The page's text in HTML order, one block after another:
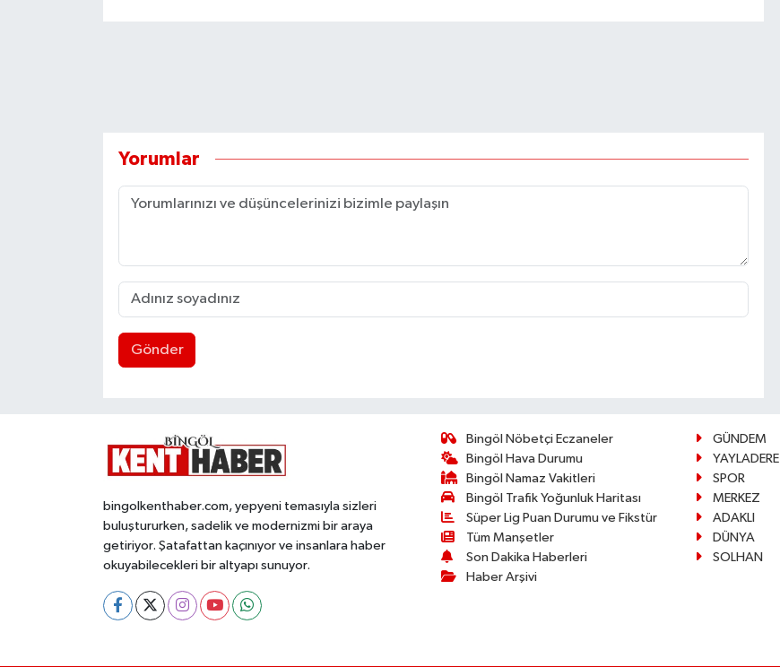
Yorumlar
Gönder
bingolkenthaber.com, yepyeni temasıyla sizleri
buluştururken, sadelik ve modernizmi bir araya
getiriyor. Şatafattan kaçınıyor ve insanlara haber
okuyabilecekleri bir altyapı sunuyor.
Bingöl Nöbetçi Eczaneler
Bingöl Hava Durumu
Bingöl Namaz Vakitleri
Bingöl Trafik Yoğunluk Haritası
Süper Lig Puan Durumu ve Fikstür
Tüm Manşetler
Son Dakika Haberleri
Haber Arşivi
GÜNDEM
YAYLADERE
SPOR
MERKEZ
ADAKLI
DÜNYA
SOLHAN